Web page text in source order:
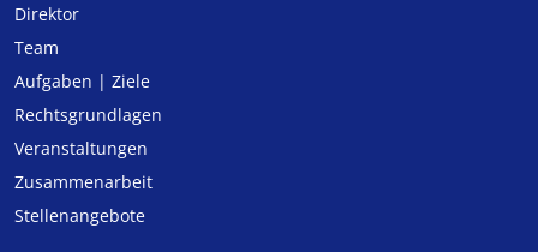
Direktor
Team
Aufgaben | Ziele
Rechtsgrundlagen
Veranstaltungen
Zusammenarbeit
Stellenangebote